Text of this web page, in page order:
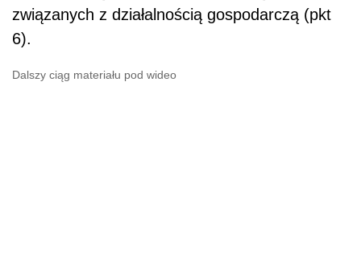
związanych z działalnością gospodarczą (pkt
6).
Dalszy ciąg materiału pod wideo